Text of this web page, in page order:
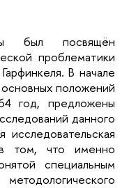
был посвящён
проблематики
В начале
положений
год, предложены
данного
в том, что именно
специальным